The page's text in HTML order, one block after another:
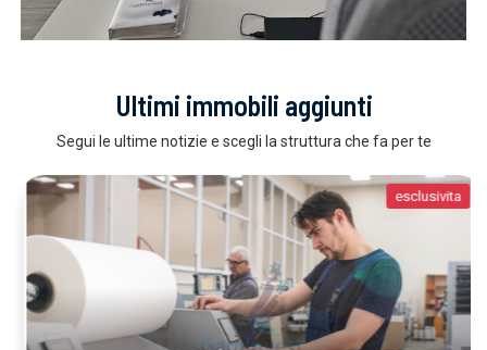
Ultimi immobili aggiunti
Segui le ultime notizie e scegli la struttura che fa per te
esclusivita